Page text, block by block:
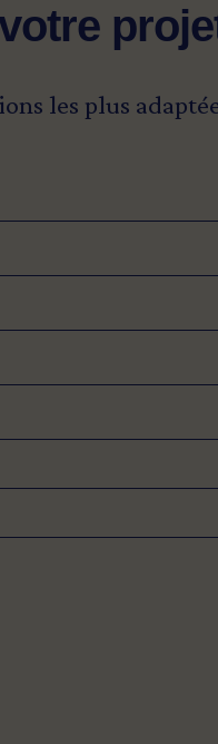
les plus